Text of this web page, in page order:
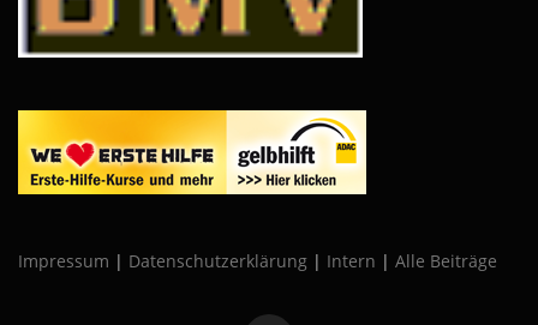
Impressum | Datenschutzerklärung | Intern | Alle Beiträge